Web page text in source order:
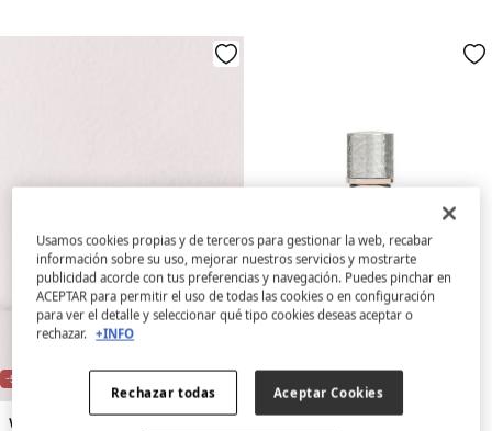
-53%
Women'secret
Usamos cookies propias y de terceros para gestionar la web, recabar
información sobre su uso, mejorar nuestros servicios y mostrarte
publicidad acorde con tus preferencias y navegación. Puedes pinchar en
ACEPTAR para permitir el uso de todas las cookies o en configuración
para ver el detalle y seleccionar qué tipo cookies deseas aceptar o
rechazar. +INFO
Rechazar todas Aceptar Cookies